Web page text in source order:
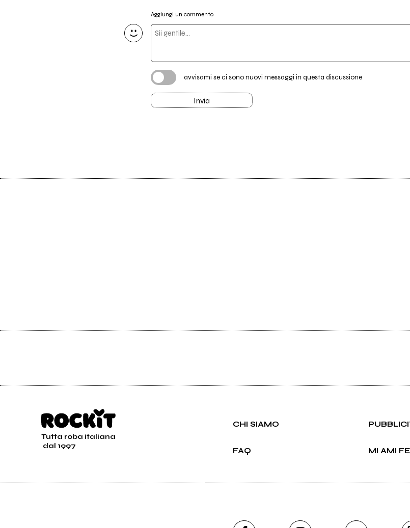
Aggiungi un commento
avvisami se ci sono nuovi messaggi in questa discussione
Invia
Tutta roba italiana
dal 1997
CHI SIAMO
FAQ MI AMI